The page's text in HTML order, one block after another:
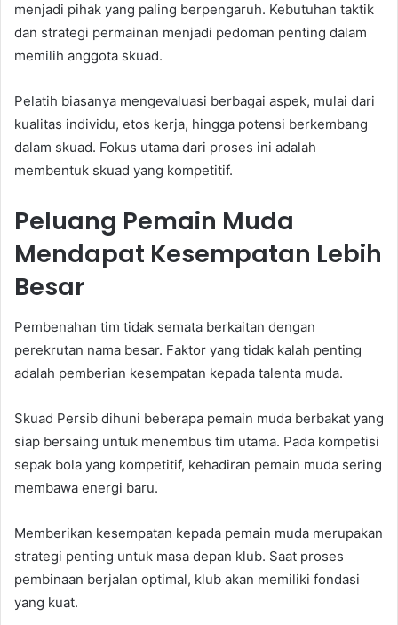
menjadi pihak yang paling berpengaruh. Kebutuhan taktik
dan strategi permainan menjadi pedoman penting dalam
memilih anggota skuad.
Pelatih biasanya mengevaluasi berbagai aspek, mulai dari
kualitas individu, etos kerja, hingga potensi berkembang
dalam skuad. Fokus utama dari proses ini adalah
membentuk skuad yang kompetitif.
Peluang Pemain Muda
Mendapat Kesempatan Lebih
Besar
Pembenahan tim tidak semata berkaitan dengan
perekrutan nama besar. Faktor yang tidak kalah penting
adalah pemberian kesempatan kepada talenta muda.
Skuad Persib dihuni beberapa pemain muda berbakat yang
siap bersaing untuk menembus tim utama. Pada kompetisi
sepak bola yang kompetitif, kehadiran pemain muda sering
membawa energi baru.
Memberikan kesempatan kepada pemain muda merupakan
strategi penting untuk masa depan klub. Saat proses
pembinaan berjalan optimal, klub akan memiliki fondasi
yang kuat.